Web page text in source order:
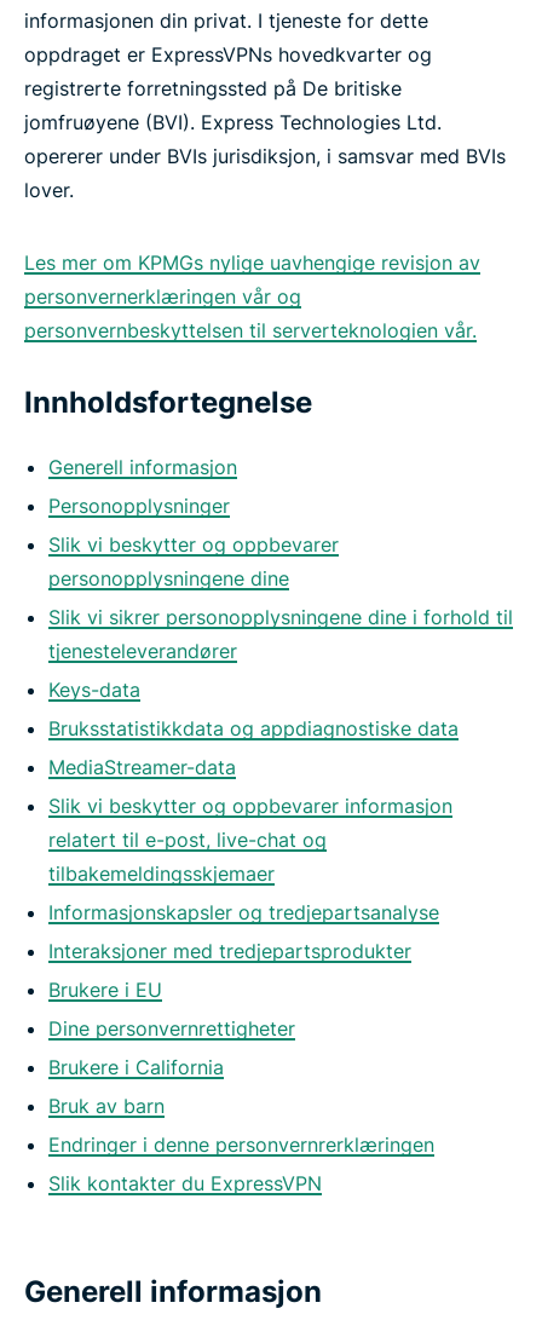
informasjonen din privat. I tjeneste for dette
oppdraget er ExpressVPNs hovedkvarter og
registrerte forretningssted på De britiske
jomfruøyene (BVI). Express Technologies Ltd.
opererer under BVIs jurisdiksjon, i samsvar med BVIs
lover.
Les mer om KPMGs nylige uavhengige revisjon av
personvernerklæringen vår og
personvernbeskyttelsen til serverteknologien vår.
Innholdsfortegnelse
Generell informasjon
Personopplysninger
Slik vi beskytter og oppbevarer
personopplysningene dine
Slik vi sikrer personopplysningene dine i forhold til
tjenesteleverandører
Keys-data
Bruksstatistikkdata og appdiagnostiske data
MediaStreamer-data
Slik vi beskytter og oppbevarer informasjon
relatert til e-post, live-chat og
tilbakemeldingsskjemaer
Informasjonskapsler og tredjepartsanalyse
Interaksjoner med tredjepartsprodukter
Brukere i EU
Dine personvernrettigheter
Brukere i California
Bruk av barn
Endringer i denne personvernrerklæringen
Slik kontakter du ExpressVPN
Generell informasjon